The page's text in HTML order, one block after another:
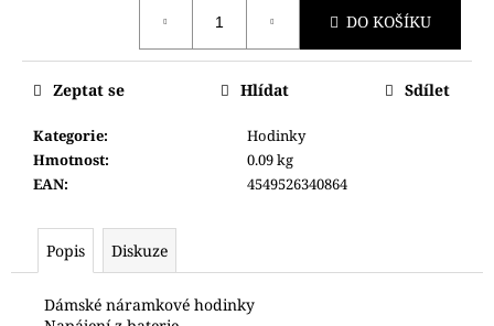
DO KOŠÍKU
Kategorie:
Hodinky
Hmotnost:
0.09 kg
EAN: 4549526340864
Zeptat se Hlídat Sdílet
Popis Diskuze
Dámské náramkové hodinky
D
p
o
j